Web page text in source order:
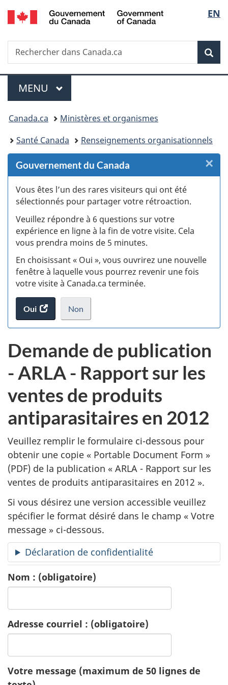
Passer
au
des
Passer
au
principal
Passer
à
Au
du
Passer
à
version
simplifiée
de
la
EN
Recherche
Rechercher
dans
Menu
MENU PRINCIPAL
Vous
êtes
ici :
Canada.ca
Ministères et organismes
Santé Canada
Renseignements organisationnels
Gouvernement du Canada
Vous êtes l’un des rares visiteurs qui ont été
sélectionnés pour partager votre rétroaction.
Veuillez répondre à 6 questions sur votre
expérience en ligne à la fin de votre visite. Cela
vous prendra moins de 5 minutes.
En choisissant « Oui », vous ouvrirez une nouvelle
fenêtre à laquelle vous pourrez revenir une fois
votre visite à Canada.ca terminée.
Oui
accéder
au
Non
je
veux
pas
participer
au
sondage
du
site
web,
.
×
D
e
m
a
n
d
e
d
e
p
u
b
l
i
c
a
Demande de publication
- ARLA - Rapport sur les
ventes de produits
antiparasitaires en 2012
Veuillez remplir le formulaire ci-dessous pour
obtenir une copie « Portable Document Form »
(PDF) de la publication « ARLA - Rapport sur les
ventes de produits antiparasitaires en 2012 ».
Si vous désirez une version accessible veuillez
spécifier le format désiré dans le champ « Votre
message » ci-dessous.
Déclaration de confidentialité
Nom : (obligatoire)
Adresse courriel : (obligatoire)
Votre message (maximum de 50 lignes de